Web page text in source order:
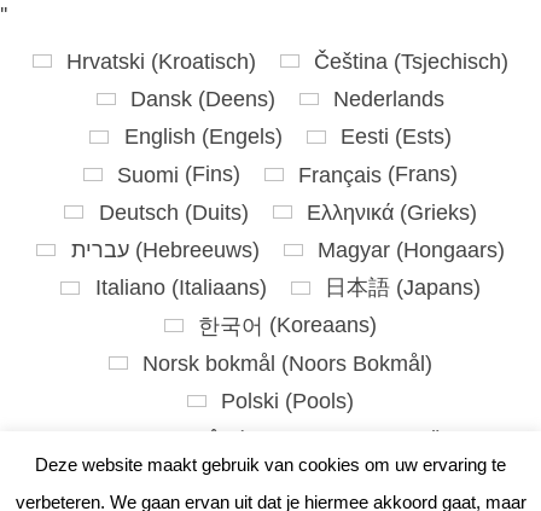
Deze website maakt gebruik van cookies om uw ervaring te
verbeteren. We gaan ervan uit dat je hiermee akkoord gaat, maar
''
Hrvatski (Kroatisch) Čeština (Tsjechisch)
Dansk (Deens)
Nederlands
English (Engels) Eesti (Ests)
Suomi (Fins) Français (Frans)
Deutsch (Duits) Ελληνικά(Grieks)
עברית(Hebreeuws) Magyar(Hongaars)
Italiano(Italiaans) 日本語(Japans)
한국어 (Koreaans)
Norsk bokmål (Noors Bokmål)
Polski (Pools)
Português
( Portugees, Portugal)
Slovenčina(Slavisch)